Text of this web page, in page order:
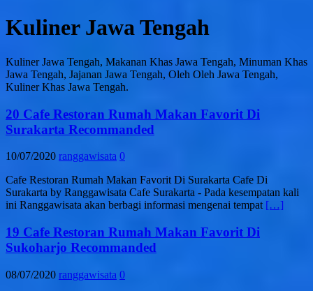
Kuliner Jawa Tengah
Kuliner Jawa Tengah, Makanan Khas Jawa Tengah, Minuman Khas
Jawa Tengah, Jajanan Jawa Tengah, Oleh Oleh Jawa Tengah,
Kuliner Khas Jawa Tengah.
20 Cafe Restoran Rumah Makan Favorit Di
Surakarta Recommanded
10/07/2020 ranggawisata 0
Cafe Restoran Rumah Makan Favorit Di Surakarta Cafe Di
Surakarta by Ranggawisata Cafe Surakarta - Pada kesempatan kali
ini Ranggawisata akan berbagi informasi mengenai tempat […]
19 Cafe Restoran Rumah Makan Favorit Di
Sukoharjo Recommanded
08/07/2020 ranggawisata 0